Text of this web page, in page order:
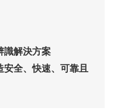
識解決方案
安全、快速、可靠且